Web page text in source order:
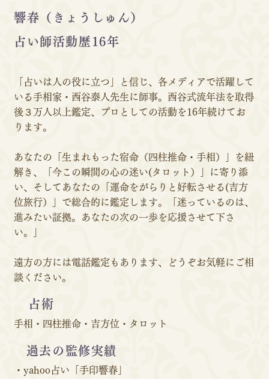
響春（きょうしゅん）
占い師活動歴16年
「占いは人の役に立つ」と信じ、各メディアで活躍して
いる手相家・西谷泰人先生に師事。西谷式流年法を取得
後３万人以上鑑定、プロとしての活動を16年続けてお
ります。
あなたの「生まれもった宿命（四柱推命・手相）」を紐
解き、「今この瞬間の心の迷い(タロット）」に寄り添
い、そしてあなたの「運命をがらりと好転させる(吉方
位旅行）」で総合的に鑑定します。「迷っているのは、
進みたい証拠。あなたの次の一歩を応援させて下さ
い。」
遠方の方には電話鑑定もあります、どうぞお気軽にご相
談ください。
占術
手相・四柱推命・吉方位・タロット
過去の監修実績
・yahoo占い「手印響春」